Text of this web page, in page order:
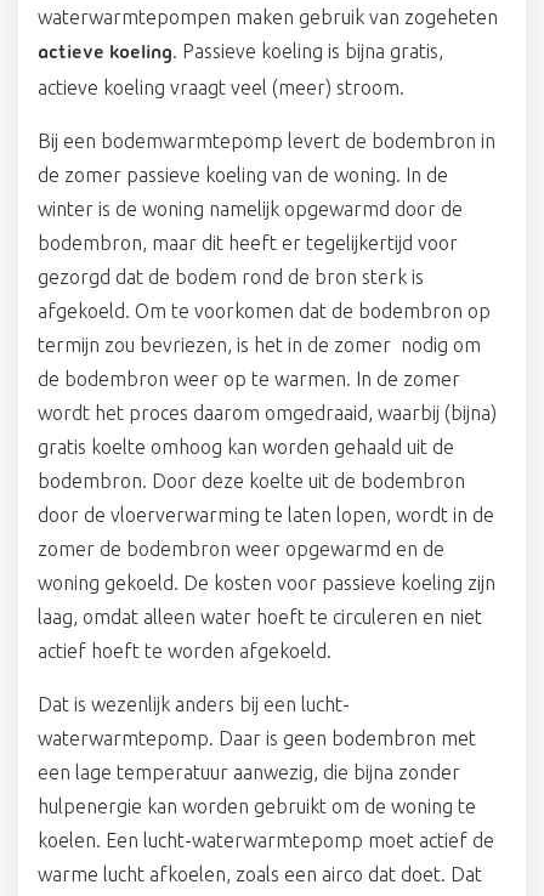
waterwarmtepompen maken gebruik van zogeheten
actieve koeling. Passieve koeling is bijna gratis,
actieve koeling vraagt veel (meer) stroom.
Bij een bodemwarmtepomp levert de bodembron in
de zomer passieve koeling van de woning. In de
winter is de woning namelijk opgewarmd door de
bodembron, maar dit heeft er tegelijkertijd voor
gezorgd dat de bodem rond de bron sterk is
afgekoeld. Om te voorkomen dat de bodembron op
termijn zou bevriezen, is het in de zomer nodig om
de bodembron weer op te warmen. In de zomer
wordt het proces daarom omgedraaid, waarbij (bijna)
gratis koelte omhoog kan worden gehaald uit de
bodembron. Door deze koelte uit de bodembron
door de vloerverwarming te laten lopen, wordt in de
zomer de bodembron weer opgewarmd en de
woning gekoeld. De kosten voor passieve koeling zijn
laag, omdat alleen water hoeft te circuleren en niet
actief hoeft te worden afgekoeld.
Dat is wezenlijk anders bij een lucht-
waterwarmtepomp. Daar is geen bodembron met
een lage temperatuur aanwezig, die bijna zonder
hulpenergie kan worden gebruikt om de woning te
koelen. Een lucht-waterwarmtepomp moet actief de
warme lucht afkoelen, zoals een airco dat doet. Dat